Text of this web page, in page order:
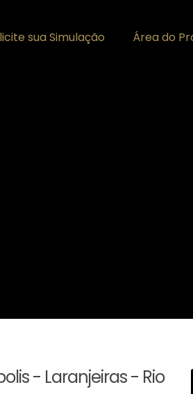
Área do
sua Simulação
- Laranjeiras - Rio